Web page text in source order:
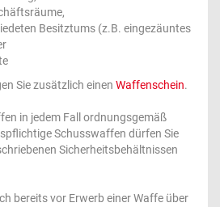
Besitztums (z.B. eingezäuntes
Sie zusätzlich einen Waffenschein.
in jedem Fall ordnungsgemäß
Schusswaffen dürfen Sie
Sicherheitsbehältnissen
bereits vor Erwerb einer Waffe über